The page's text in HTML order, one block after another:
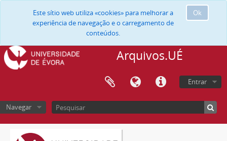
Ok
Este sítio web utiliza «cookies» para melhorar a
experiência de navegação e o carregamento de
conteúdos.
Arquivos.UÉ
Entrar
Navegar